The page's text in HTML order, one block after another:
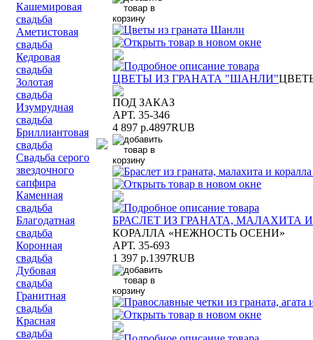
Кашемировая
свадьба
Аметистовая
свадьба
Кедровая
свадьба
Золотая
свадьба
Изумрудная
свадьба
Бриллиантовая
свадьба
Свадьба серого
звездочного
сапфира
Каменная
свадьба
Благодатная
свадьба
Коронная
свадьба
Дубовая
свадьба
Гранитная
свадьба
Красная
свадьба
ЦВЕТЫ ИЗ ГРАНАТА "ШАНЛИ"
ПОД ЗАКАЗ
АРТ. 35-346
4 897 р.4897RUB
БРАСЛЕТ ИЗ ГРАНАТА, МАЛАХИТА
КОРАЛЛА «НЕЖНОСТЬ ОСЕНИ»
АРТ. 35-693
1 397 р.1397RUB